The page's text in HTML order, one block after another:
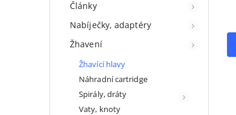
Články
Nabíječky, adaptéry
Žhavení
Žhavící hlavy
Náhradní cartridge
Spirály, dráty
Vaty, knoty